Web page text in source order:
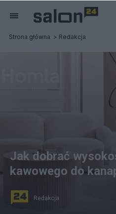
Strona główna Redakcja
Jak dobrać
kawowego do
Redakcja